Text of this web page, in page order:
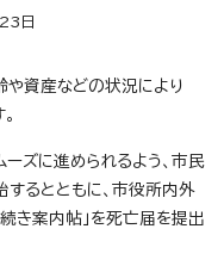
日
や資産などの状況により
ズに進められるよう、市民
るとともに、市役所内外
き案内帖」を死亡届を提出